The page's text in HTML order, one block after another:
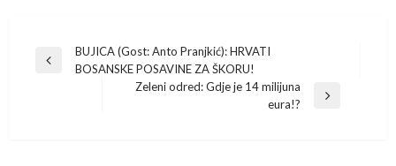
Navigacija
Previous
BUJICA (Gost: Anto Pranjkić): HRVATI
BOSANSKE POSAVINE ZA ŠKORU!
Zeleni odred: Gdje je 14 milijuna
eura!?